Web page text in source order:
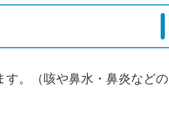
す。（咳や鼻水・鼻炎などの